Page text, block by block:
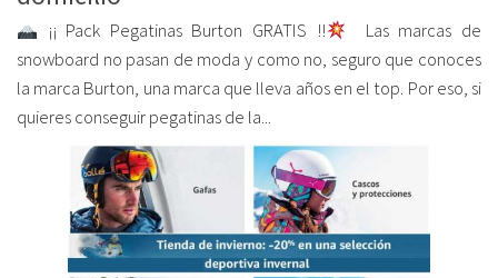
¡¡ Pack Pegatinas Burton GRATIS !!
Las marcas de
snowboard no pasan de moda y como no, seguro que conoces
la marca Burton, una marca que lleva años en el top. Por eso, si
quieres conseguir pegatinas de la...